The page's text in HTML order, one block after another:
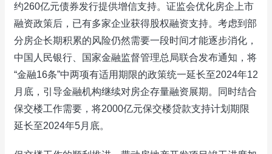
约260亿元债券发行提供增信支持。证监会优化房企上市
融资政策后，已有多家企业获得股权融资支持。考虑到部
分房企长期积累的风险仍然需要一段时间才能逐步消化，
中国人民银行、国家金融监督管理总局联合发布通知，将
“金融16条”中两项有适用期限的政策统一延长至2024年12
月底，引导金融机构继续对房企存量融资展期。同时结合
保交楼工作需要，将2000亿元保交楼贷款支持计划期限
延长至2024年5月底。